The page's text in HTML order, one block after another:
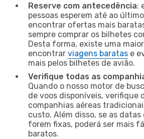
Reserve com antecedência:
pessoas esperem até ao
encontrar ofertas mais
sempre comprar os bilhetes
Desta forma, existe uma
encontrar viagens baratas e
mais pelos bilhetes de avião.
Verifique todas as
Quando o nosso motor de
de voos disponíveis, verifique
companhias aéreas
custo. Além disso, se as
forem fixas, poderá ser mais
baratos.